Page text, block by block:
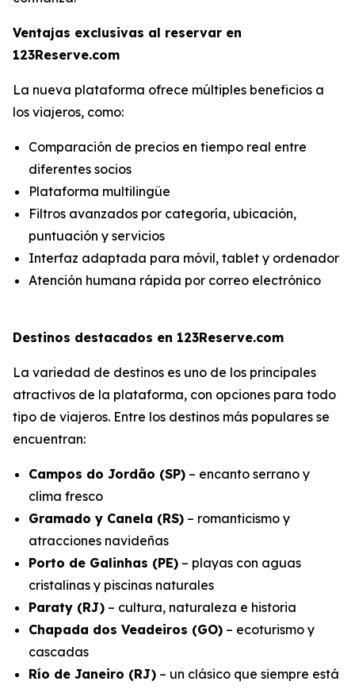
Ventajas exclusivas al reservar en
123Reserve.com
La nueva plataforma ofrece múltiples beneficios a
los viajeros, como:
Comparación de precios en tiempo real entre
diferentes socios
Plataforma multilingüe
Filtros avanzados por categoría, ubicación,
puntuación y servicios
Interfaz adaptada para móvil, tablet y ordenador
Atención humana rápida por correo electrónico
Destinos destacados en 123Reserve.com
La variedad de destinos es uno de los principales
atractivos de la plataforma, con opciones para todo
tipo de viajeros. Entre los destinos más populares se
encuentran:
Campos do Jordão (SP) – encanto serrano y
clima fresco
Gramado y Canela (RS) – romanticismo y
atracciones navideñas
Porto de Galinhas (PE) – playas con aguas
cristalinas y piscinas naturales
Paraty (RJ) – cultura, naturaleza e historia
Chapada dos Veadeiros (GO) – ecoturismo y
cascadas
Río de Janeiro (RJ) – un clásico que siempre está